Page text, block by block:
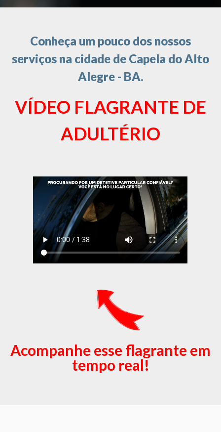
Conheça um pouco dos nossos
serviços na cidade de Capela do Alto
Alegre - BA.
VÍDEO FLAGRANTE DE
ADULTÉRIO
Acompanhe esse flagrante em
tempo real!